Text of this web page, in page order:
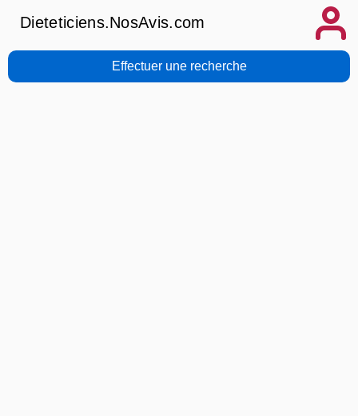
Dieteticiens.NosAvis.com
Effectuer une recherche